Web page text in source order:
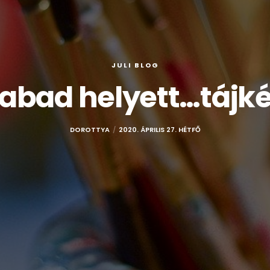
JULI BLOG
DOROTTYA 2020. ÁPRILIS 27. HÉTFŐ